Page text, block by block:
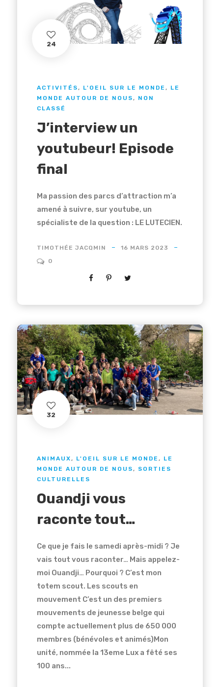
24
ACTIVITÉS , L'OEIL SUR LE MONDE , LE
MONDE AUTOUR DE NOUS , NON
CLASSÉ
J’interview un
youtubeur! Episode
final
Ma passion des parcs d’attraction m’a
amené à suivre, sur youtube, un
spécialiste de la question : LE LUTECIEN.
TIMOTHÉE JACQMIN
16 MARS 2023
0
32
ANIMAUX, L'OEIL SUR LE MONDE , LE
MONDE AUTOUR DE NOUS, SORTIES
CULTURELLES
Ouandji vous
raconte tout…
Ce que je fais le samedi après-midi ? Je
vais tout vous raconter… Mais appelez-
moi Ouandji… Pourquoi ? C’est mon
totem scout. Les scouts en
mouvement C’est un des premiers
mouvements de jeunesse belge qui
compte actuellement plus de 650 000
membres (bénévoles et animés)Mon
unité, nommée la 13eme Lux a fêté ses
100 ans...